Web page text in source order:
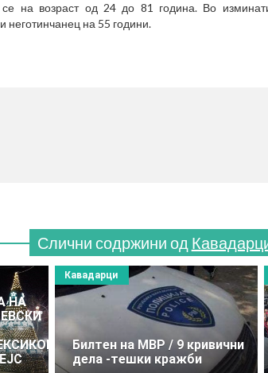
се на возраст од 24 до 81 година. Во
неготинчанец на 55 години.
Слични содржини од
НА
Билтен на МВР / 9 кривични
дела -тешки кражби
Кавадарци